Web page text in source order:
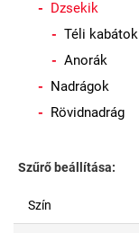
Dzsekik
Téli kabátok
Anorák
Nadrágok
Rövidnadrág
Szűrő beállítása:
Szín